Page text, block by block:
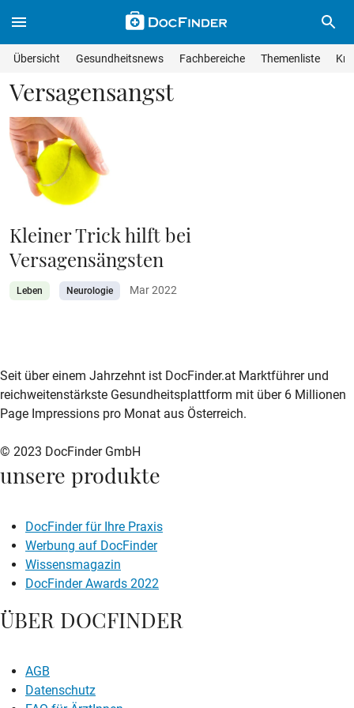
Übersicht Gesundheitsnews Fachbereiche ThemenlisteSuche
Versagensangst
Kleiner Trick hilft bei
Versagensängsten
Leben Neurologie Mar 2022
zur DocFinder-Startseite
logo icon
Seit über einem Jahrzehnt ist DocFinder.at Marktführer und
reichweitenstärkste Gesundheitsplattform mit über 6 Millionen
Page Impressions pro Monat aus Österreich.
© 2023 DocFinder GmbH
unsere produkte
DocFinder für Ihre Praxis
Werbung auf DocFinder
Wissensmagazin
DocFinder Awards 2022
ÜBER DOCFINDER
AGB
Datenschutz